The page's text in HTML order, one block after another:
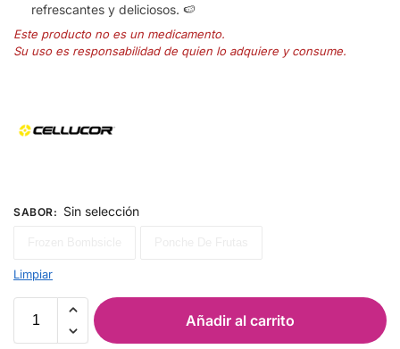
refrescantes y deliciosos. 🍉
Este producto no es un medicamento.
Su uso es responsabilidad de quien lo adquiere y consume.
SABOR: Sin selección
Limpiar
Añadir al carrito